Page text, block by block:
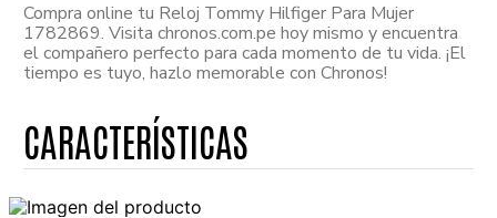
Compra online tu Reloj Tommy Hilfiger Para Mujer
1782869. Visita chronos.com.pe hoy mismo y encuentra
el compañero perfecto para cada momento de tu vida. ¡El
tiempo es tuyo, hazlo memorable con Chronos!